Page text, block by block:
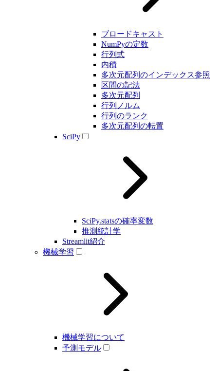
ブロードキャスト
NumPyの定数
行列式
内積
多次元配列のインデックス参照
区間の記法
多次元配列
行列ノルム
行列のランク
多次元配列の転置
SciPy
SciPy.statsの確率変数
推測統計学
Streamlit紹介
機械学習
機械学習について
予測モデル